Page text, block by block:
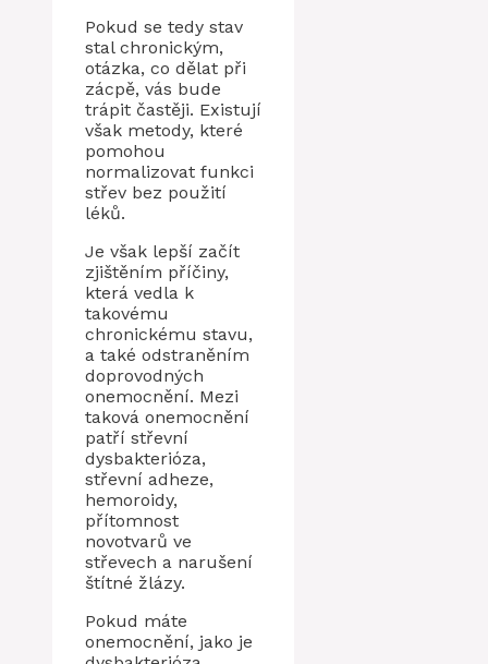
Pokud se tedy stav
stal chronickým,
otázka, co dělat při
zácpě, vás bude
trápit častěji. Existují
však metody, které
pomohou
normalizovat funkci
střev bez použití
léků.
Je však lepší začít
zjištěním příčiny,
která vedla k
takovému
chronickému stavu,
a také odstraněním
doprovodných
onemocnění. Mezi
taková onemocnění
patří střevní
dysbakterióza,
střevní adheze,
hemoroidy,
přítomnost
novotvarů ve
střevech a narušení
štítné žlázy.
Pokud máte
onemocnění, jako je